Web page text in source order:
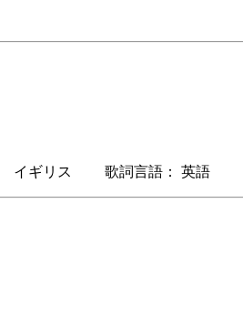
イギリス 歌詞言語： 英語